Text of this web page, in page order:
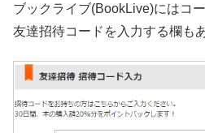
ブックライブ(BookLive)にはコ
友達招待コードを入力する欄も